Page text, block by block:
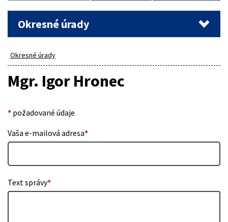
Okresné úrady
Okresné úrady
Mgr. Igor Hronec
* požadované údaje
Vaša e-mailová adresa*
Text správy*